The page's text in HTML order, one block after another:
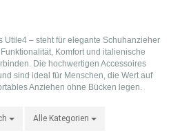
Utile4 – steht für elegante Schuhanzieher
Komfort und italienische
Die hochwertigen Accessoires
sind ideal für Menschen, die Wert auf
Anziehen ohne Bücken legen.
Alle Kategorien
pro Seite